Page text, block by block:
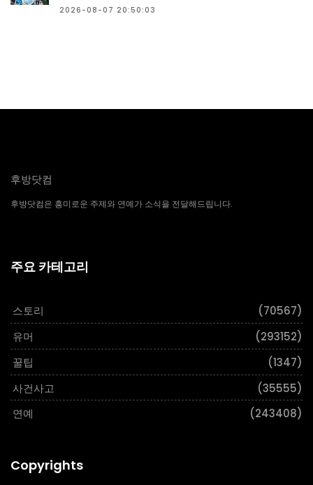
2026-08-07 20:50:03
후방닷컴
후방닷컴은 흥미로운 주제와 연예가 소식을 전달해드립니다.
주요 카테고리
스토리
(70567)
유머
(293152)
꿀팁
(1347)
사건사고
(35555)
연예
(243408)
Copyrights